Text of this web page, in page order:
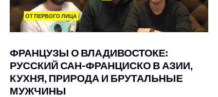
ОТ ПЕРВОГО ЛИЦА
ФРАНЦУЗЫ О ВЛАДИВОСТОКЕ:
РУССКИЙ САН-ФРАНЦИСКО В АЗИИ,
КУХНЯ, ПРИРОДА И БРУТАЛЬНЫЕ
МУЖЧИНЫ